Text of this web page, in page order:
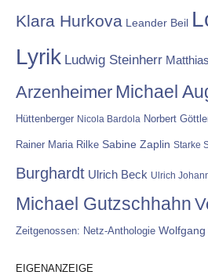
Klara Hurkova Leander Beil
Lyrik Ludwig Steinherr
Arzenheimer Michael
Hüttenberger Nicola Bardola Norbert
Rainer Maria Rilke Sabine Zaplin Starke
Burghardt Ulrich Beck Ulrich
Michael Gutzschhahn
Zeitgenossen: Netz-Anthologie
EIGENANZEIGE